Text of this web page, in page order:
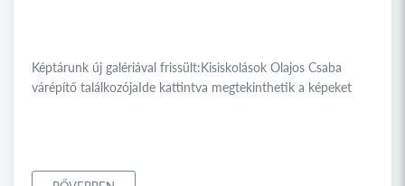
Képtárunk új galériával frissült:Kisiskolások Olajos Csaba
várépítő találkozójaIde kattintva megtekinthetik a képeket